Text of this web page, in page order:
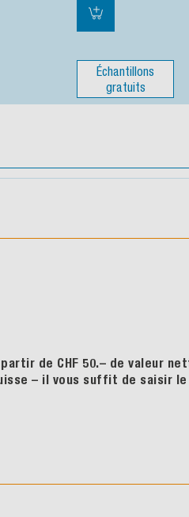
Échantillons
gratuits
de CHF 50.– de valeur
– il vous suffit de saisir